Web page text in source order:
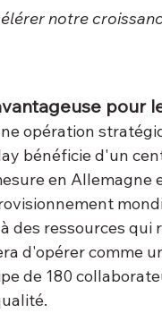
notre
pour
opération
bénéficie d'un
en Allemagne
des ressources
d'opérer comme
de 180